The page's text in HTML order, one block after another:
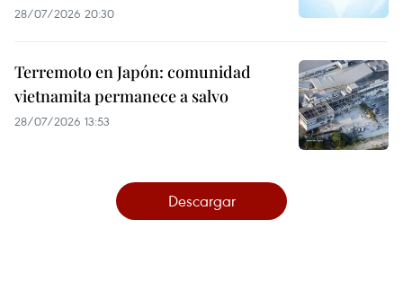
28/07/2026 20:30
Terremoto en Japón: comunidad
vietnamita permanece a salvo
28/07/2026 13:53
Descargar